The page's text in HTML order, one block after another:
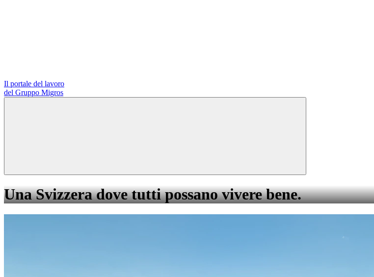
Il portale del lavoro
del Gruppo Migros
Una Svizzera dove tutti possano vivere bene.